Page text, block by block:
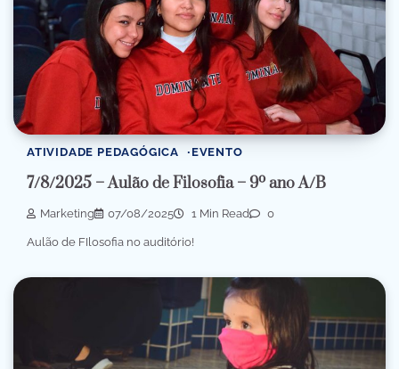
ATIVIDADE PEDAGÓGICA EVENTO
7/8/2025 – Aulão de Filosofia – 9º ano A/B
Marketing 07/08/2025 1 Min Read 0
Aulão de FIlosofia no auditório!